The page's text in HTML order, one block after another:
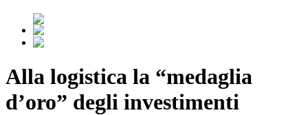
Alla logistica la “medaglia
d’oro” degli investimenti